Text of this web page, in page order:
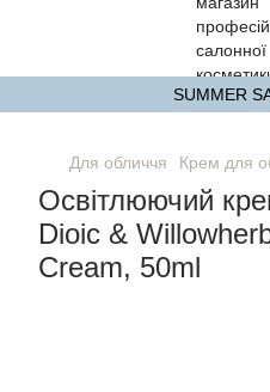
SUMMER
Для обличчя Крем для
Освітлюючий
Dioic &
Cream, 50ml